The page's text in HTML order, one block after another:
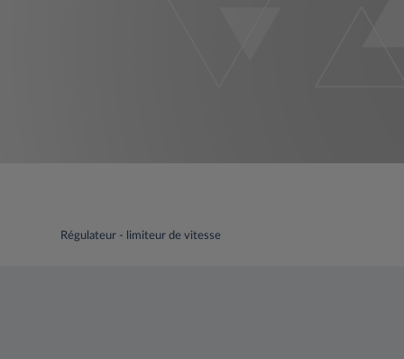
Régulateur - limiteur de vitesse